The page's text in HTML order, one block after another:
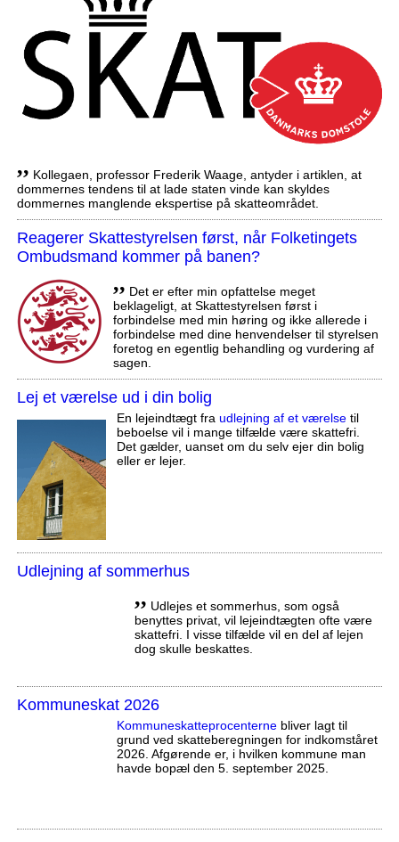
,, Kollegaen, professor Frederik Waage, antyder i artiklen, at
dommernes tendens til at lade staten vinde kan skyldes
dommernes manglende ekspertise på skatteområdet.
Reagerer Skattestyrelsen først, når Folketingets
Ombudsmand kommer på banen?
,, Det er efter min opfattelse meget
beklageligt, at Skattestyrelsen først i
forbindelse med min høring og ikke allerede i
forbindelse med dine henvendelser til styrelsen
foretog en egentlig behandling og vurdering af
sagen.
Lej et værelse ud i din bolig
En lejeindtægt fra udlejning af et værelsetil
beboelse vil i mange tilfælde være skattefri.
Det gælder, uanset om du selv ejer din bolig
eller er lejer.
Udlejning af sommerhus
,, Udlejes et sommerhus, som også
benyttes privat, vil lejeindtægten ofte være
skattefri. I visse tilfælde vil en del af lejen
dog skulle beskattes.
Kommuneskat 2026
Kommuneskatte­procenternebliver lagt til
grund ved skatteberegningen for indkomståret
2026. Afgørende er, i hvilken kommune man
havde bopæl den 5. september 2025.